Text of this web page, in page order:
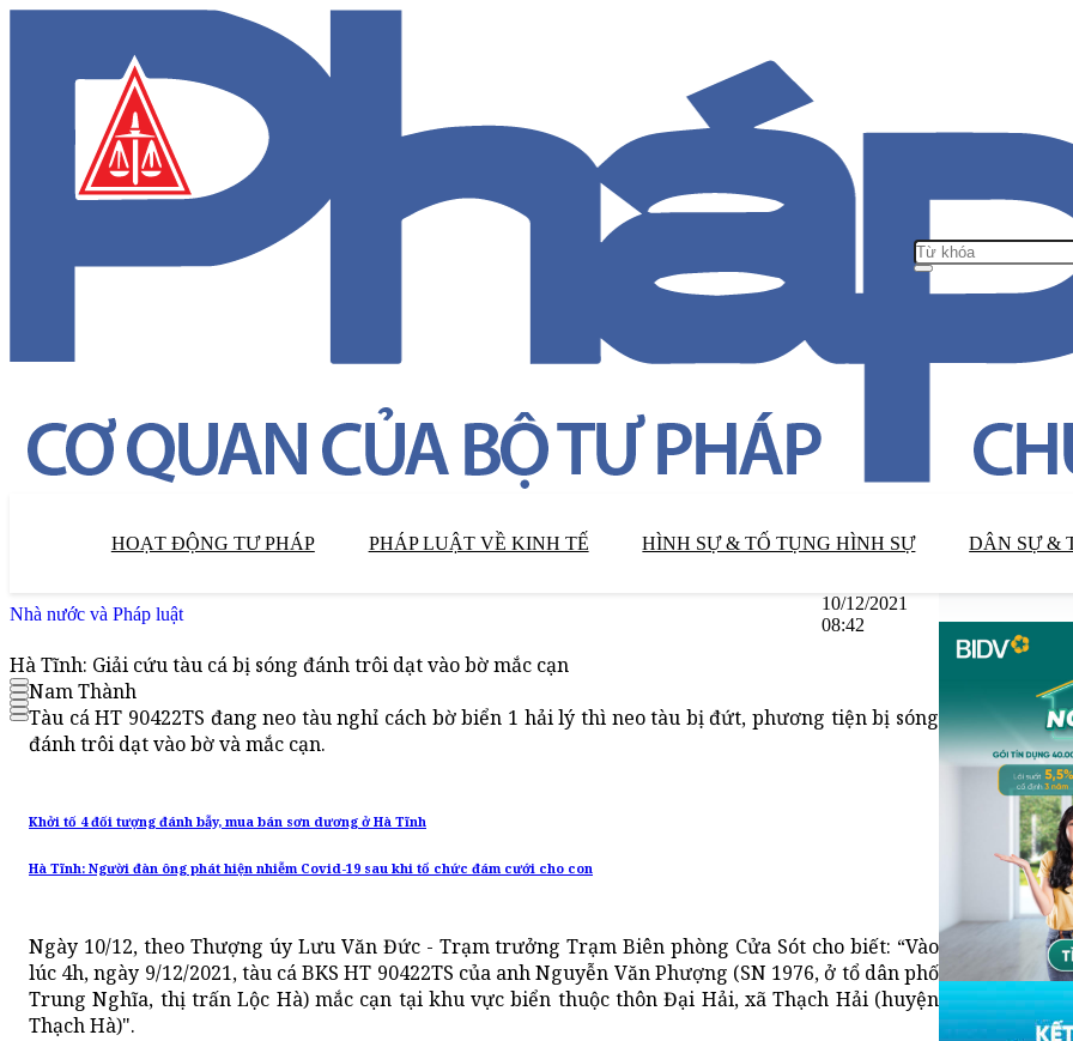
HOẠT ĐỘNG TƯ PHÁP PHÁP LUẬT VỀ KINH TẾ HÌNH SỰ & TỐ TỤNG HÌNH SỰ DÂN SỰ &
Nhà nước và Pháp luật
10/12/2021
08:42
Hà Tĩnh: Giải cứu tàu cá bị sóng đánh trôi dạt vào bờ mắc cạn
Nam Thành
Tàu cá HT 90422TS đang neo tàu nghỉ cách bờ biển 1 hải lý thì neo tàu bị đứt, phương tiện bị sóng
đánh trôi dạt vào bờ và mắc cạn.
Khởi tố 4 đối tượng đánh bẫy, mua bán sơn dương ở Hà Tĩnh
Hà Tĩnh: Người đàn ông phát hiện nhiễm Covid-19 sau khi tổ chức đám cưới cho con
Ngày 10/12, theo Thượng úy Lưu Văn Đức - Trạm trưởng Trạm Biên phòng Cửa Sót cho biết: “Vào
lúc 4h, ngày 9/12/2021, tàu cá BKS HT 90422TS của anh Nguyễn Văn Phượng (SN 1976, ở tổ dân phố
Trung Nghĩa, thị trấn Lộc Hà) mắc cạn tại khu vực biển thuộc thôn Đại Hải, xã Thạch Hải (huyện
Thạch Hà)".